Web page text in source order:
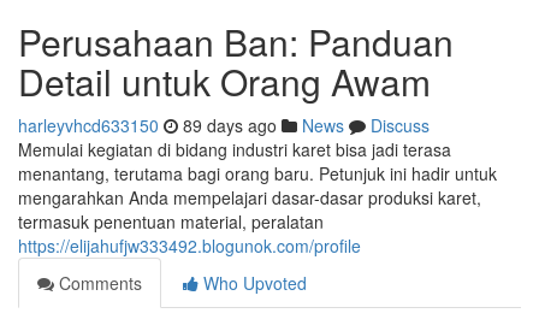
Perusahaan Ban: Panduan
Detail untuk Orang Awam
harleyvhcd633150 89 days ago News
Discuss
Memulai kegiatan di bidang industri karet bisa jadi terasa
menantang, terutama bagi orang baru. Petunjuk ini hadir untuk
mengarahkan Anda mempelajari dasar-dasar produksi karet,
termasuk penentuan material, peralatan
https://elijahufjw333492.blogunok.com/profile
Comments
Who Upvoted